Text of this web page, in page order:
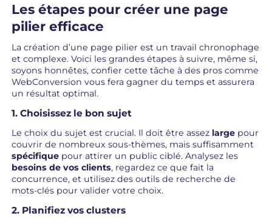
Les étapes pour créer une page
pilier efficace
La création d’une page pilier est un travail chronophage
et complexe. Voici les grandes étapes à suivre, même si,
soyons honnêtes, confier cette tâche à des pros comme
WebConversion vous fera gagner du temps et assurera
un résultat optimal.
1. Choisissez le bon sujet
Le choix du sujet est crucial. Il doit être assez large pour
couvrir de nombreux sous-thèmes, mais suffisamment
spécifique pour attirer un public ciblé. Analysez les
besoins de vos clients, regardez ce que fait la
concurrence, et utilisez des outils de recherche de
mots-clés pour valider votre choix.
2. Planifiez vos clusters